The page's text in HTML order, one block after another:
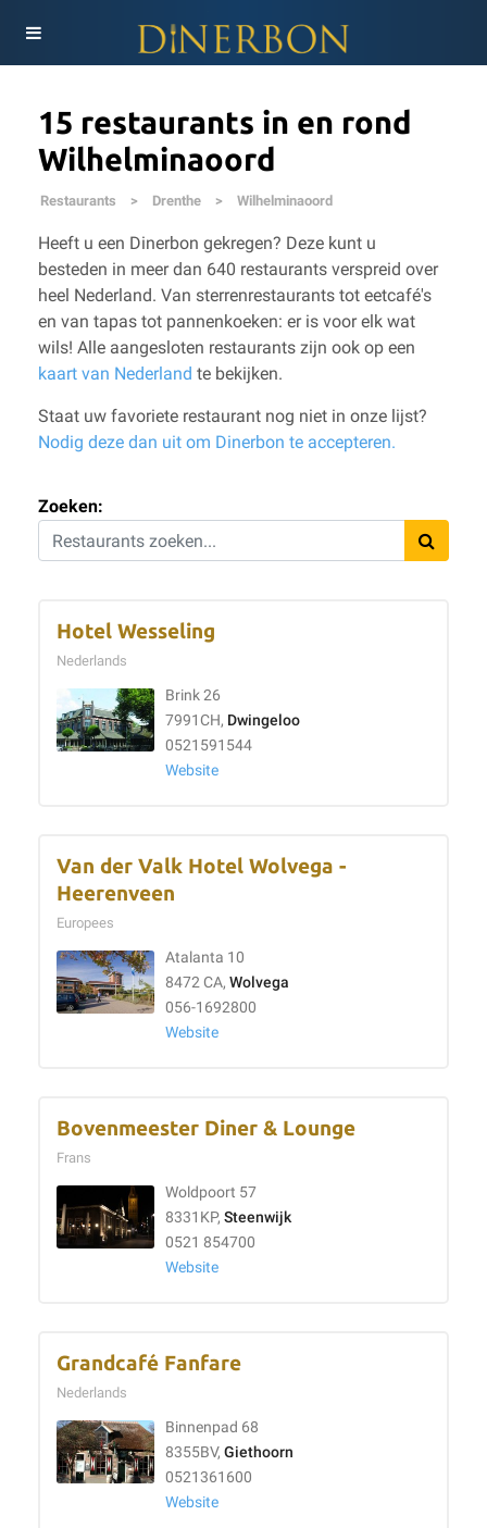
15 restaurants in en rond
Wilhelminaoord
Restaurants > Drenthe > Wilhelminaoord
Heeft u een Dinerbon gekregen? Deze kunt u
besteden in meer dan 640 restaurants verspreid over
heel Nederland. Van sterrenrestaurants tot eetcafé's
en van tapas tot pannenkoeken: er is voor elk wat
wils! Alle aangesloten restaurants zijn ook op een
kaart van Nederland te bekijken.
Staat uw favoriete restaurant nog niet in onze lijst?
Nodig deze dan uit om Dinerbon te accepteren.
Zoeken:
Hotel Wesseling
Nederlands
Brink 26
7991CH, Dwingeloo
0521591544
Website
Van der Valk Hotel Wolvega -
Heerenveen
Europees
Atalanta 10
8472 CA, Wolvega
056-1692800
Website
Bovenmeester Diner & Lounge
Frans
Woldpoort 57
8331KP, Steenwijk
0521 854700
Website
Grandcafé Fanfare
Nederlands
Binnenpad 68
8355BV, Giethoorn
0521361600
Website